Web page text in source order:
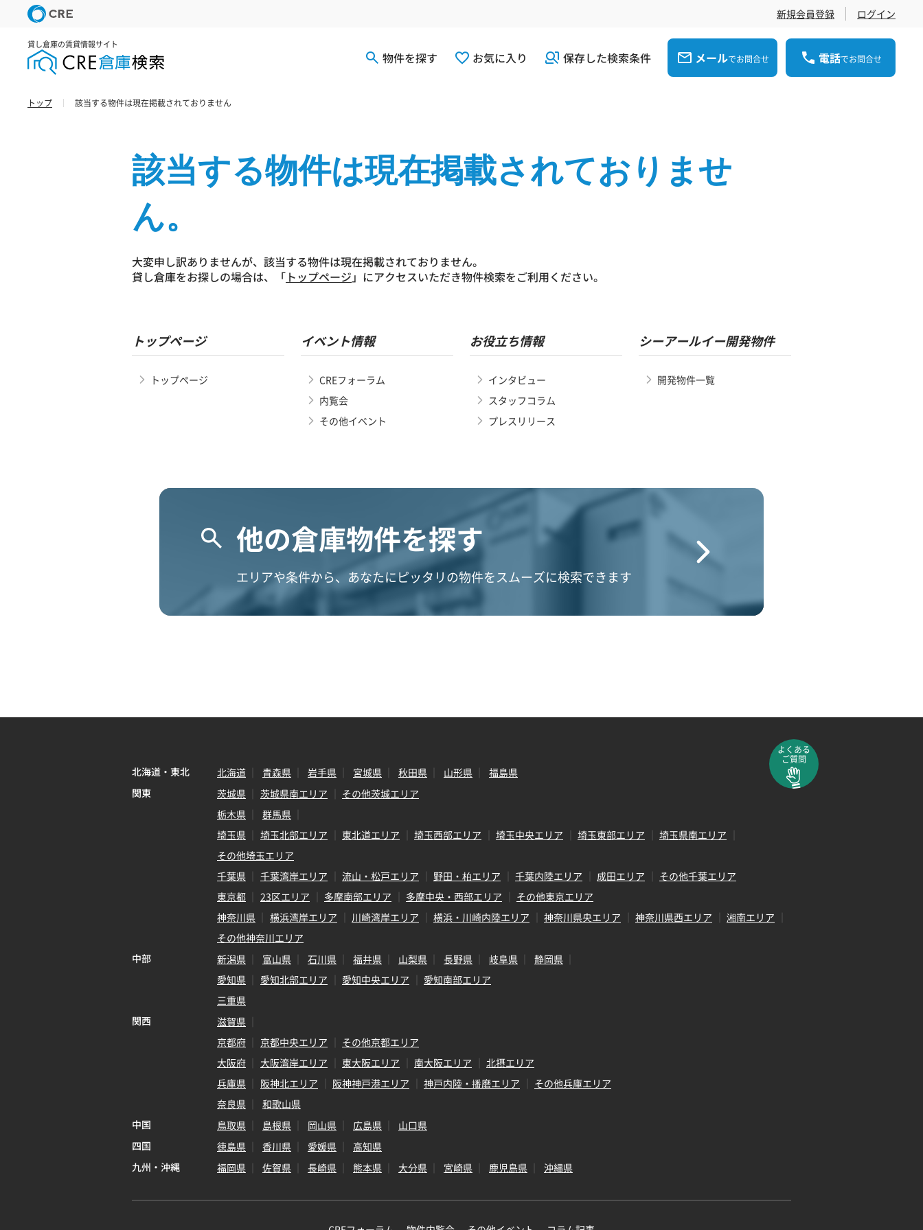
新規会員登録 ログイン
貸し倉庫の賃貸情報サイト
物件を探す お気に入り 保存した検索条件 メールでお問合せ 電話でお問合せ
トップ 該当する物件は現在掲載されておりません
該当する物件は現在掲載されておりませ
ん。
大変申し訳ありませんが、該当する物件は現在掲載されておりません。
貸し倉庫をお探しの場合は、「 トップページ 」にアクセスいただき物件検索をご利用ください。
トップページ
トップページ
イベント情報
CREフォーラム
内覧会
その他イベント
お役立ち情報
インタビュー
スタッフコラム
プレスリリース
シーアールイー開発物件
開発物件一覧
他の倉庫物件を探す
エリアや条件から、あなたにピッタリの物件をスムーズに検索できます
よくある
ご質問
北海道・東北 北海道 青森県 岩手県 宮城県 秋田県 山形県
福島県
関東
茨城県 茨城県南エリア
その他茨城エリア
栃木県
群馬県
埼玉県
埼玉北部エリア 東北道エリア 埼玉西部エリア 埼玉中央エリア 埼玉東部エリア
埼玉県南エリア
その他埼玉エリア
千葉県
千葉湾岸エリア 流山・松戸エリア 野田・柏エリア 千葉内陸エリア 成田エリア
その他千葉エリア
東京都
23区エリア 多摩南部エリア 多摩中央・西部エリア
その他東京エリア
神奈川県
横浜湾岸エリア 川崎湾岸エリア 横浜・川崎内陸エリア 神奈川県央エリア 神奈川県西エリア
湘南エリア
その他神奈川エリア
中部
新潟県 富山県 石川県 福井県 山梨県 長野県 岐阜県
静岡県
愛知県
愛知北部エリア 愛知中央エリア
愛知南部エリア
三重県
関西
滋賀県
京都府
京都中央エリア
その他京都エリア
大阪府
大阪湾岸エリア 東大阪エリア 南大阪エリア
北摂エリア
兵庫県
阪神北エリア 阪神神戸港エリア 神戸内陸・播磨エリア
その他兵庫エリア
奈良県
和歌山県
中国
鳥取県 島根県 岡山県 広島県
山口県
四国
徳島県 香川県 愛媛県
高知県
九州・沖縄
福岡県 佐賀県 長崎県 熊本県 大分県 宮崎県 鹿児島県 沖縄県